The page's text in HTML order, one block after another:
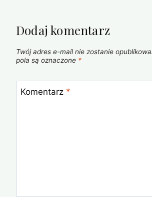
Dodaj komentarz
Twój adres e-mail nie zostanie
pola są oznaczone *
Komentarz *